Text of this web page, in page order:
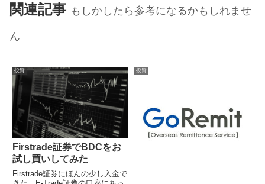
関連記事 もしかしたら参考になるかもしれませ
ん
投資
Firstrade証券でBDCをお
試し買いしてみた
Firstrade証券にほんの少し入金で
投資